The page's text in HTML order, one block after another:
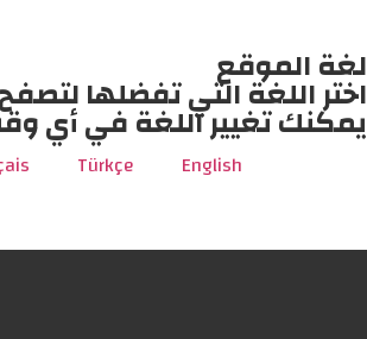
لغة الموقع
اختر اللغة التي تفضلها
يمكنك تغيير اللغة في أي
English
Türkçe